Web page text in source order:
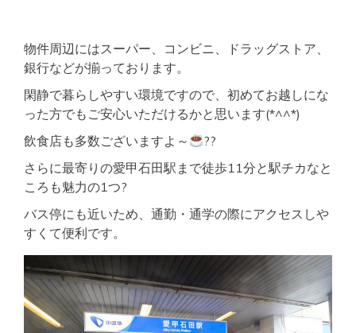
物件周辺にはスーパー、コンビニ、ドラッグストア、
銀行などが揃っております。
閑静で暮らしやすい環境ですので、初めてお越しにな
った方でもご安心いただけるかと思います(*^^*)
飲食店も多数ございますよ～
??
さらに最寄りの愛甲石田駅まで徒歩11分と駅チカなと
ころも魅力の1つ?
バス停にも近いため、通勤・通学の際にアクセスしや
すくて便利です。